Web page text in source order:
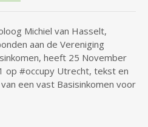
Michiel van Hasselt,
aan de Vereniging
heeft 25 November
op #occupy Utrecht, tekst en
een vast Basisinkomen voor